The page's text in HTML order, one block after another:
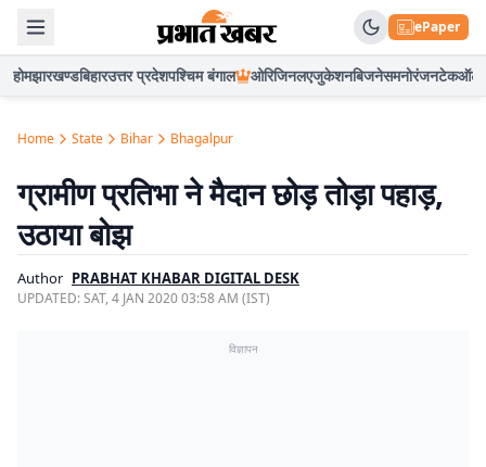
ePaper
होमझारखण्डबिहारउत्तर प्रदेशपश्चिम बंगाल ओरिजिनलएजुकेशनबिजनेसमनोरंजनटेकऑटो
Home State Bihar Bhagalpur
ग्रामीण प्रतिभा ने मैदान छोड़ तोड़ा पहाड़,
उठाया बोझ
Author PRABHAT KHABAR DIGITAL DESK
UPDATED:SAT, 4 JAN 2020 03:58 AM (IST)
विज्ञापन